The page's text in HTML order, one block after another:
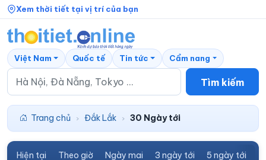
Xem thời tiết tại vị trí của bạn
Tìm kiếm
Việt Nam Quốc tế Tin tức Cẩm nang
Trang chủ › Đắk Lắk › 30 Ngày tới
Hiện tại Theo giờ Ngày mai 3 ngày tới 5 ngày tới